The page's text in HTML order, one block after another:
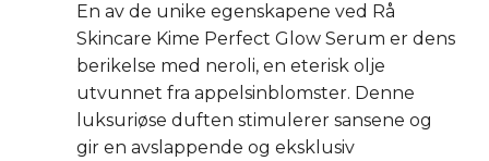
En av de unike egenskapene ved Rå
Skincare Kime Perfect Glow Serum er dens
berikelse med neroli, en eterisk olje
utvunnet fra appelsinblomster. Denne
luksuriøse duften stimulerer sansene og
gir en avslappende og eksklusiv